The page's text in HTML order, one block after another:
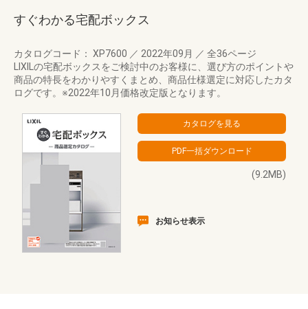
すぐわかる宅配ボックス
カタログコード： XP7600 ／ 2022年09月 ／ 全36ページ
LIXILの宅配ボックスをご検討中のお客様に、選び方のポイントや
商品の特長をわかりやすくまとめ、商品仕様選定に対応したカタ
ログです。※2022年10月価格改定版となります。
(9.2MB)
お知らせ表示